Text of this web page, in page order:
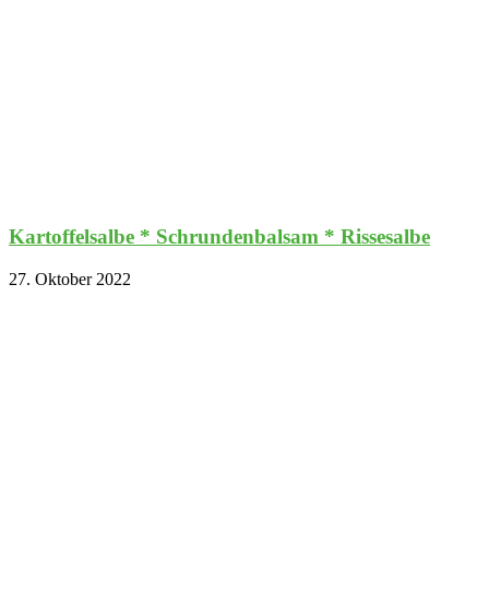
Kartoffelsalbe * Schrundenbalsam * Rissesalbe
27. Oktober 2022